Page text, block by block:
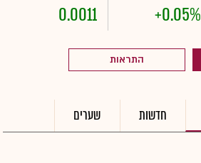
+0.05%
0.0011
התראות
חדשות שערים